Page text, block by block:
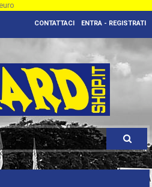
ENTRA - REGISTRATI
CONTATTACI